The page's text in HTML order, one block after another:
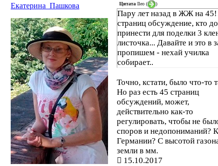
Екатерина_Пашкова
Цитата Ileo ( )
Пару лет назад в ЖЖ на
страниц обсуждение, кто
принести для поделки 3
листочка... Давайте и это в
пропишем - нехай училка
собирает..
Точно, кстати, было что-то
Но раз есть 45 страниц
обсуждений, может,
действительно как-то
регулировать, чтобы не
споров и недопониманий?
Германии? С высотой
земли в мм.
15.10.2017